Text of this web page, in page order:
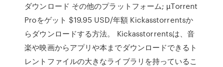
ダウンロード その他のプラットフォーム; µTorrent
Proをゲット $19.95 USD/年額 Kickasstorrentsか
らダウンロードする方法。 Kickasstorrentsは、音
楽や映画からアプリや本までダウンロードできるト
レントファイルの大きなライブラリを持っているこ